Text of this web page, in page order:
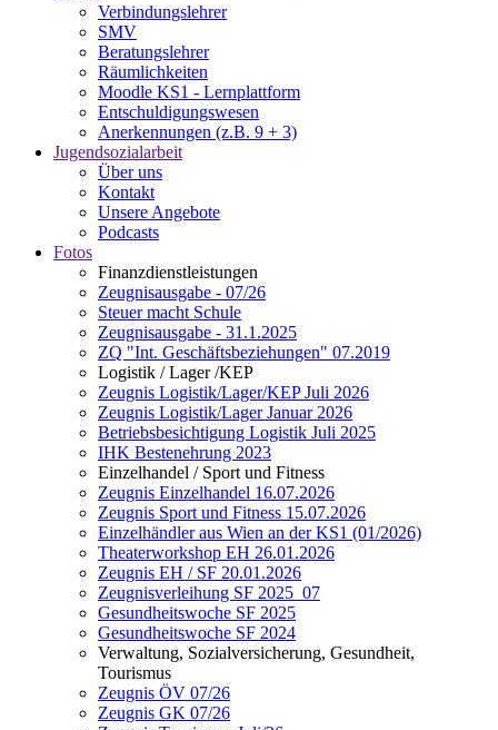
Verbindungslehrer
SMV
Beratungslehrer
Räumlichkeiten
Moodle KS1 - Lernplattform
Entschuldigungswesen
Anerkennungen (z.B. 9 + 3)
Jugendsozialarbeit
Über uns
Kontakt
Unsere Angebote
Podcasts
Fotos
Finanzdienstleistungen
Zeugnisausgabe - 07/26
Steuer macht Schule
Zeugnisausgabe - 31.1.2025
ZQ "Int. Geschäftsbeziehungen" 07.2019
Logistik / Lager /KEP
Zeugnis Logistik/Lager/KEP Juli 2026
Zeugnis Logistik/Lager Januar 2026
Betriebsbesichtigung Logistik Juli 2025
IHK Bestenehrung 2023
Einzelhandel / Sport und Fitness
Zeugnis Einzelhandel 16.07.2026
Zeugnis Sport und Fitness 15.07.2026
Einzelhändler aus Wien an der KS1 (01/2026)
Theaterworkshop EH 26.01.2026
Zeugnis EH / SF 20.01.2026
Zeugnisverleihung SF 2025_07
Gesundheitswoche SF 2025
Gesundheitswoche SF 2024
Verwaltung, Sozialversicherung, Gesundheit,
Tourismus
Zeugnis ÖV 07/26
Zeugnis GK 07/26